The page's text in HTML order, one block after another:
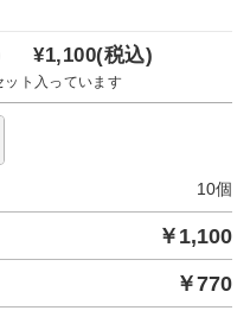
）¥1,100(税込)
ット入っています
10個
￥ 1,100
￥770